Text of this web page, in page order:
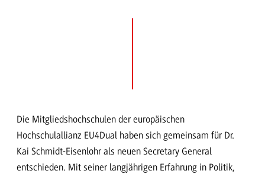
Die Mitgliedshochschulen der europäischen
Hochschulallianz EU4Dual haben sich gemeinsam für Dr.
Kai Schmidt-Eisenlohr als neuen Secretary General
entschieden. Mit seiner langjährigen Erfahrung in Politik,